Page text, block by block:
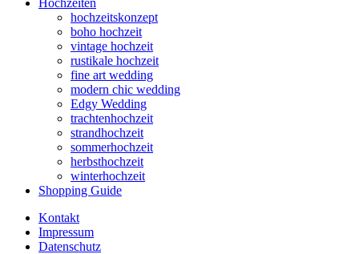
Hochzeiten
hochzeitskonzept
boho hochzeit
vintage hochzeit
rustikale hochzeit
fine art wedding
modern chic wedding
Edgy Wedding
trachtenhochzeit
strandhochzeit
sommerhochzeit
herbsthochzeit
winterhochzeit
Shopping Guide
Kontakt
Impressum
Datenschutz